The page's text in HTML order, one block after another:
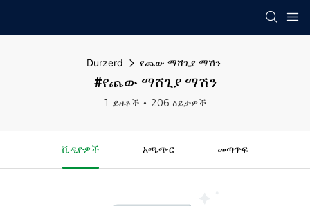
Durzerd የጨው ማሸጊያ ማሽን
#የጨው ማሸጊያ ማሽን
1 ይዘቶች 206 ዕይታዎች
ቪዲዮዎች አጫጭር መጣጥፍ